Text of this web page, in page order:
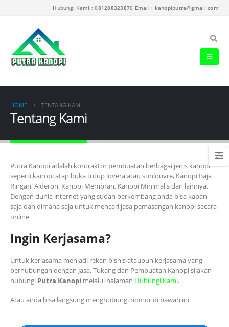
Hubungi Kami : 081288323870 Email : kanopiputra@gmail.com
HOME TENTANG KAMI
Tentang Kami
Putra Kanopi adalah kontraktor pembuatan berbagai jenis kanopi
seperti kanopi atap buka tutup lovera atau sunlouvre, Kanopi Baja
Ringan, Alderon, Kanopi Membran, Kanopi Minimalis dan lainnya.
Dengan dunia internet yang sudah berkembang anda bisa kapan
saja dan dimana saja untuk mencari jasa pemasangan kanopi secara
online
Ingin Kerjasama?
Untuk kerjasama menjadi rekan bisnis ataupun kerjasama yang
berhubungan dengan Jasa, Tukang dan Pembuatan Kanopi silakan
hubungi Putra Kanopi melalui halaman Hubungi Kami.
Atau anda bisa langsung menghubungi nomor di bawah ini